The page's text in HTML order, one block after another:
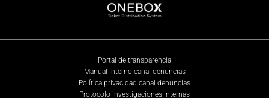
Portal de transparencia
Manual interno canal denuncias
Política privacidad canal denuncias
Protocolo investigaciones internas